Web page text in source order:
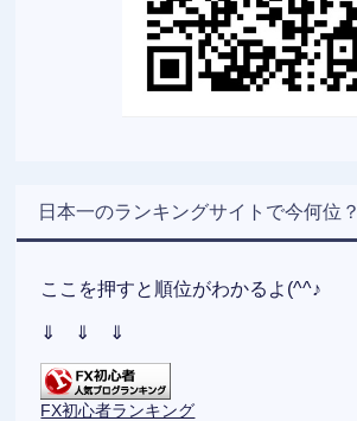
日本一のランキングサイトで今何位？
ここを押すと順位がわかるよ(^^♪
⇓ ⇓ ⇓
FX初心者ランキング